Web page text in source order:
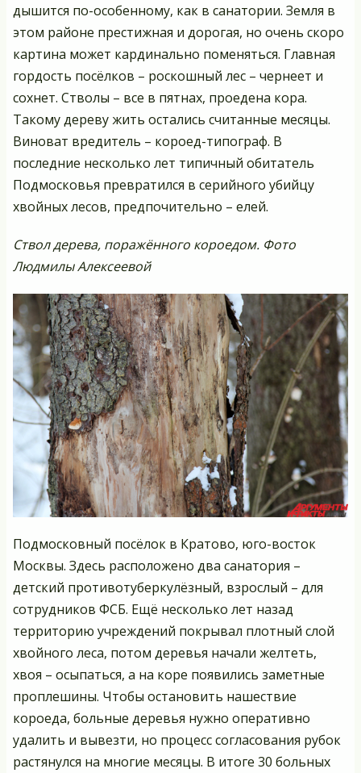
дышится по-особенному, как в санатории. Земля в
этом районе престижная и дорогая, но очень скоро
картина может кардинально поменяться. Главная
гордость посёлков – роскошный лес – чернеет и
сохнет. Стволы – все в пятнах, проедена кора.
Такому дереву жить остались считанные месяцы.
Виноват вредитель – короед-типограф. В
последние несколько лет типичный обитатель
Подмосковья превратился в серийного убийцу
хвойных лесов, предпочительно – елей.
Ствол дерева, поражённого короедом. Фото
Людмилы Алексеевой
Подмосковный посёлок в Кратово, юго-восток
Москвы. Здесь расположено два санатория –
детский противотуберкулёзный, взрослый – для
сотрудников ФСБ. Ещё несколько лет назад
территорию учреждений покрывал плотный слой
хвойного леса, потом деревья начали желтеть,
хвоя – осыпаться, а на коре появились заметные
проплешины. Чтобы остановить нашествие
короеда, больные деревья нужно оперативно
удалить и вывезти, но процесс согласования рубок
растянулся на многие месяцы. В итоге 30 больных